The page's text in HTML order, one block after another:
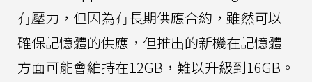
有壓力，但因為有長期供應合約，雖然可以
確保記憶體的供應，但推出的新機在記憶體
方面可能會維持在12GB，難以升級到16GB。